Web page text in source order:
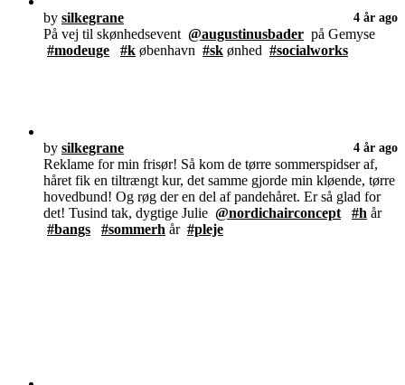
by silkegrane 4 år ago
På vej til skønhedsevent @augustinusbader på Gemyse
#modeuge
#k øbenhavn #sk ønhed #socialworks
by silkegrane 4 år ago
Reklame for min frisør! Så kom de tørre sommerspidser af,
håret fik en tiltrængt kur, det samme gjorde min kløende, tørre
hovedbund! Og røg der en del af pandehåret. Er så glad for
det! Tusind tak, dygtige Julie @nordichairconcept #h år
#bangs
#sommerh år #pleje